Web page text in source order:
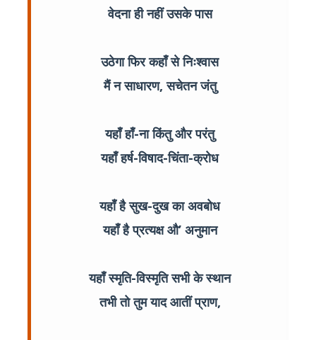
वेदना ही नहीं उसके पास
उठेगा फिर कहाँ से निःश्वास
मैं न साधारण, सचेतन जंतु
यहाँ हाँ-ना किंतु और परंतु
यहाँ हर्ष-विषाद-चिंता-क्रोध
यहाँ है सुख-दुख का अवबोध
यहाँ है प्रत्यक्ष औ’ अनुमान
यहाँ स्मृति-विस्मृति सभी के स्थान
तभी तो तुम याद आतीं प्राण,